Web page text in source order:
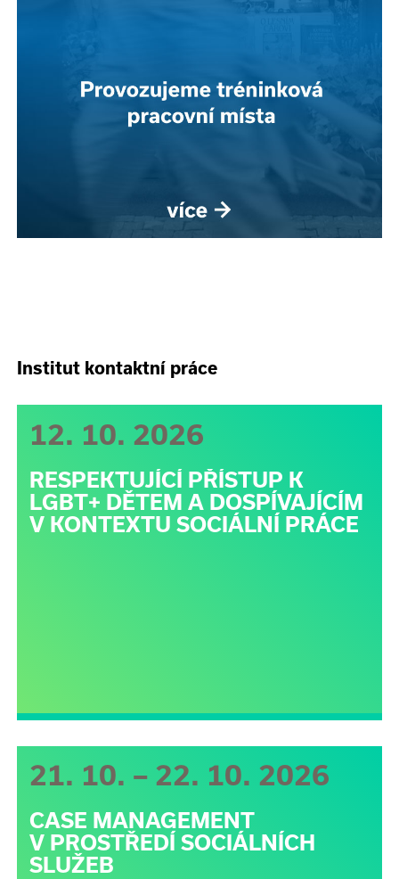
Institut kontaktní práce
12. 10. 2026
RESPEKTUJÍCÍ PŘÍSTUP K
LGBT+ DĚTEM A DOSPÍVAJÍCÍM
V KONTEXTU SOCIÁLNÍ PRÁCE
21. 10. – 22. 10. 2026
CASE MANAGEMENT
V PROSTŘEDÍ SOCIÁLNÍCH
SLUŽEB